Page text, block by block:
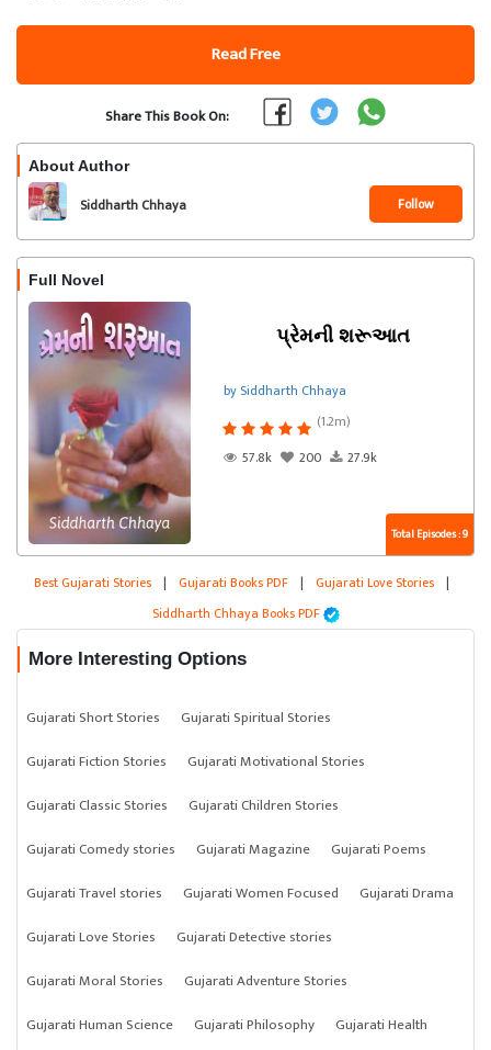
Read Free
Share This Book On:
About Author
Siddharth Chhaya Follow
Full Novel
પ્રેમની શરૂઆત
by Siddharth Chhaya
(1.2m)
57.8k
200 27.9k
Total Episodes : 9
Best Gujarati Stories | Gujarati Books PDF | Gujarati Love Stories |
Siddharth Chhaya Books PDF
More Interesting Options
Gujarati Short Stories
Gujarati Spiritual Stories
Gujarati Fiction Stories
Gujarati Motivational Stories
Gujarati Classic Stories
Gujarati Children Stories
Gujarati Comedy stories
Gujarati Magazine
Gujarati Poems
Gujarati Travel stories
Gujarati Women Focused
Gujarati Drama
Gujarati Love Stories
Gujarati Detective stories
Gujarati Moral Stories
Gujarati Adventure Stories
Gujarati Human Science
Gujarati Philosophy Gujarati Health